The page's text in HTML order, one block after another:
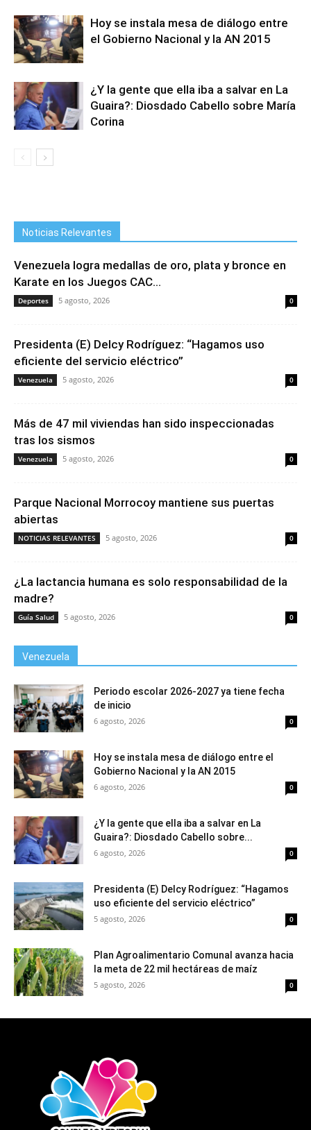
Hoy se instala mesa de diálogo entre
el Gobierno Nacional y la AN 2015
¿Y la gente que ella iba a salvar en La
Guaira?: Diosdado Cabello sobre María
Corina
Noticias Relevantes
Venezuela logra medallas de oro, plata y bronce en
Karate en los Juegos CAC...
Deportes 5 agosto, 2026 0
Presidenta (E) Delcy Rodríguez: “Hagamos uso
eficiente del servicio eléctrico”
Venezuela 5 agosto, 2026 0
Más de 47 mil viviendas han sido inspeccionadas
tras los sismos
Venezuela 5 agosto, 2026 0
Parque Nacional Morrocoy mantiene sus puertas
abiertas
NOTICIAS RELEVANTES 5 agosto, 2026 0
¿La lactancia humana es solo responsabilidad de la
madre?
Guía Salud 5 agosto, 2026 0
Venezuela
Periodo escolar 2026-2027 ya tiene fecha
de inicio
6 agosto, 2026 0
Hoy se instala mesa de diálogo entre el
Gobierno Nacional y la AN 2015
6 agosto, 2026 0
¿Y la gente que ella iba a salvar en La
Guaira?: Diosdado Cabello sobre...
6 agosto, 2026 0
Presidenta (E) Delcy Rodríguez: “Hagamos
uso eficiente del servicio eléctrico”
5 agosto, 2026 0
Plan Agroalimentario Comunal avanza hacia
la meta de 22 mil hectáreas de maíz
5 agosto, 2026 0